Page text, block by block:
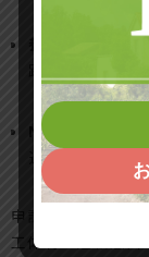
共
NG事例
：承認
通、夜間作業
申請前に現地調
工体制と連絡窓